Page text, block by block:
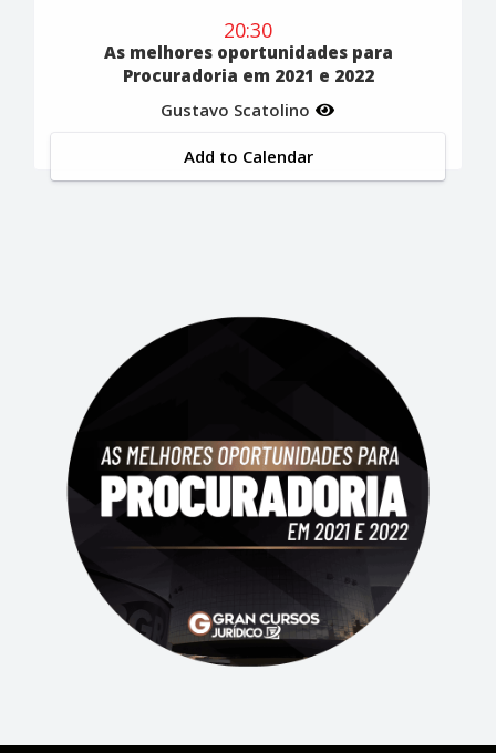
20:30
As melhores oportunidades para
Procuradoria em 2021 e 2022
Gustavo Scatolino
Add to Calendar